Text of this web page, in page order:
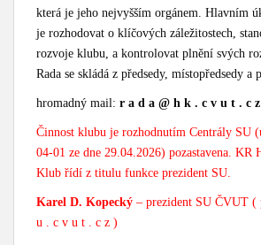
která je jeho nejvyšším orgánem. Hlavním
je rozhodovat o klíčových záležitostech,
rozvoje klubu, a kontrolovat plnění svých
Rada se skládá z předsedy, místopředsedy a
hromadný mail: r a d a @ h k . c v u t . c z
Činnost klubu je rozhodnutím Centrály SU
04-01 ze dne 29.04.2026) pozastavena. KR
Klub řídí z titulu funkce prezident SU.
Karel D. Kopecký – prezident SU ČVUT (
u . c v u t . c z )